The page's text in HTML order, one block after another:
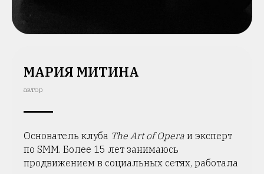
МАРИЯ МИТИНА
автор
Основатель клуба The Art of Opera и эксперт
по SMM. Более 15 лет занимаюсь
продвижением в социальных сетях, работала